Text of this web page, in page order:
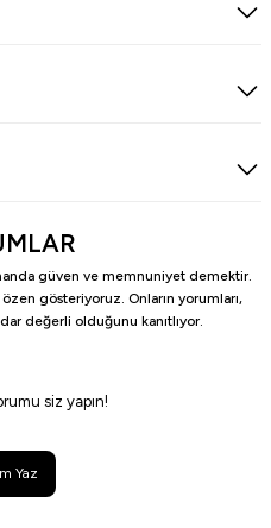
güven ve memnuniyet demektir.
gösteriyoruz. Onların yorumları,
değerli olduğunu kanıtlıyor.
siz yapın!
Yaz